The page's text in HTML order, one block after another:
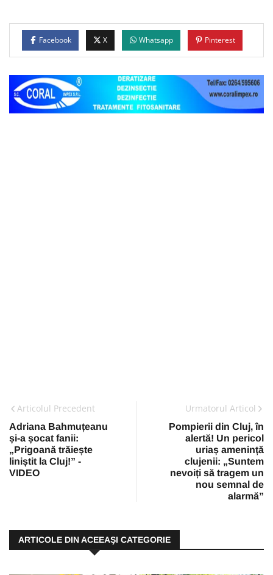
Facebook X Whatsapp Pinterest
Articolul Precedent
Adriana Bahmuțeanu
și-a șocat fanii:
„Prigoană trăiește
liniștit la Cluj!” -
VIDEO
Urmatorul Articol
Pompierii din Cluj, în
alertă! Un pericol
uriaș amenință
clujenii: „Suntem
nevoiți să tragem un
nou semnal de
alarmă”
ARTICOLE DIN ACEEAŞI CATEGORIE